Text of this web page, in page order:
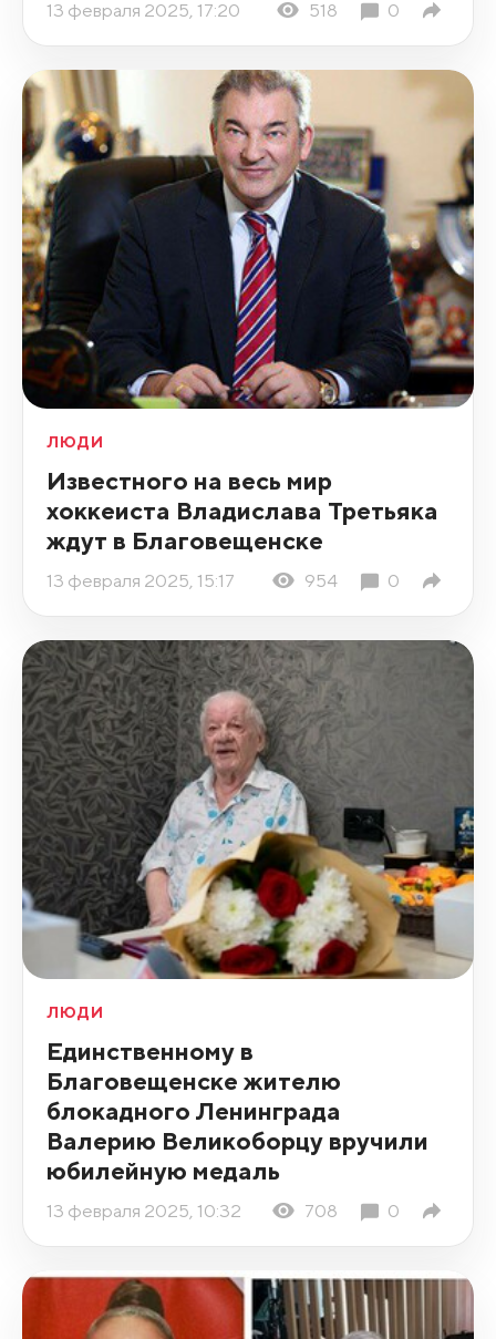
13 февраля 2025, 17:20 518 0
ЛЮДИ
Известного на весь мир
хоккеиста Владислава Третьяка
ждут в Благовещенске
13 февраля 2025, 15:17 954 0
ЛЮДИ
Единственному в
Благовещенске жителю
блокадного Ленинграда
Валерию Великоборцу вручили
юбилейную медаль
13 февраля 2025, 10:32 708 0